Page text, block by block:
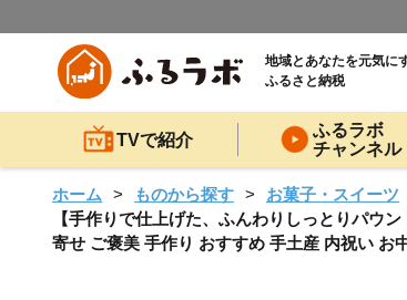
地域とあなたを元気に
ふるさと納税
TVで紹介
ふるラボ
チャンネル
ホーム ものから探す お菓子・スイーツ
【手作りで仕上げた、ふんわりしっとりパウ
寄せ ご褒美 手作り おすすめ 手土産 内祝い お